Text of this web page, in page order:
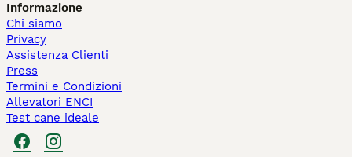
Informazione
Chi siamo
Privacy
Assistenza Clienti
Press
Termini e Condizioni
Allevatori ENCI
Test cane ideale